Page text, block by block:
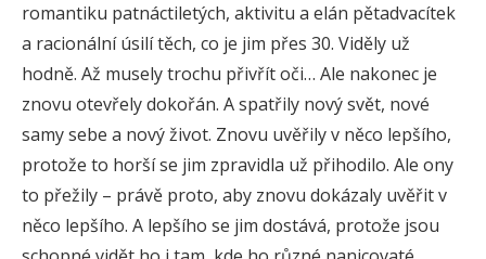
romantiku patnáctiletých, aktivitu a elán pětadvacítek
a racionální úsilí těch, co je jim přes 30. Viděly už
hodně. Až musely trochu přivřít oči… Ale nakonec je
znovu otevřely dokořán. A spatřily nový svět, nové
samy sebe a nový život. Znovu uvěřily v něco lepšího,
protože to horší se jim zpravidla už přihodilo. Ale ony
to přežily – právě proto, aby znovu dokázaly uvěřit v
něco lepšího. A lepšího se jim dostává, protože jsou